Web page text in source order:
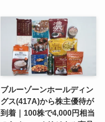
ブルーゾーンホールディン
グス(417A)から株主優待が
到着｜100株で4,000円相当